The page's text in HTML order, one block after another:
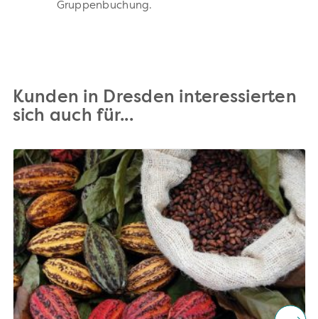
Gruppenbuchung.
Kunden in Dresden interessierten
sich auch für...